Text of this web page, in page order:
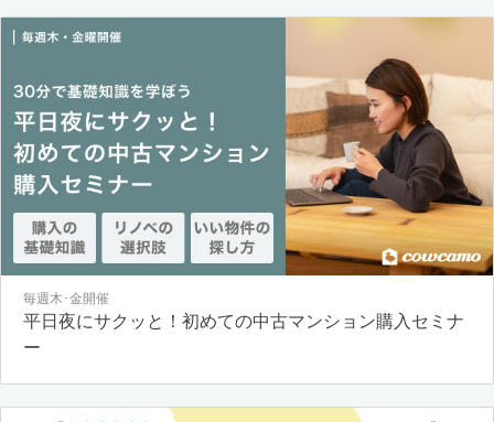
毎週木･金開催
平日夜にサクッと！初めての中古マンション購入セミナ
ー